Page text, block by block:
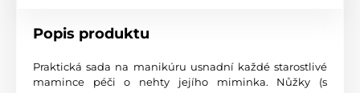
Popis produktu
Praktická sada na manikúru usnadní každé starostlivé
mamince péči o nehty jejího miminka. Nůžky (s